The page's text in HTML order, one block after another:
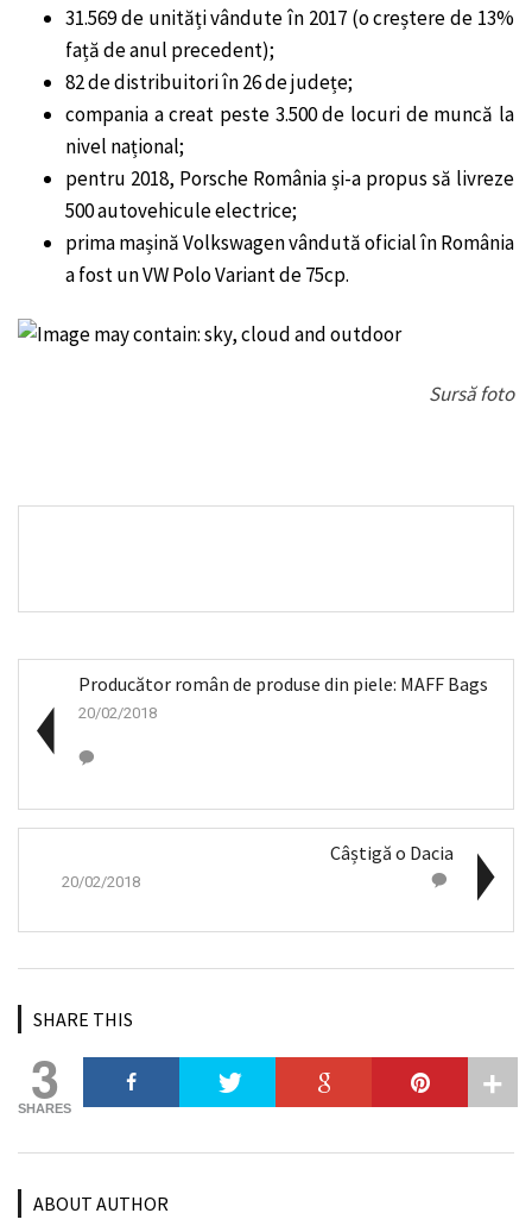
31.569 de unități vândute în 2017 (o creștere de 13%
față de anul precedent);
82 de distribuitori în 26 de județe;
compania a creat peste 3.500 de locuri de muncă la
nivel național;
pentru 2018, Porsche România și-a propus să livreze
500 autovehicule electrice;
prima mașină Volkswagen vândută oficial în România
a fost un VW Polo Variant de 75cp.
Sursă foto
Producător român de produse din piele: MAFF Bags
20/02/2018
Câștigă o Dacia
20/02/2018
SHARE THIS
3
SHARES
ABOUT AUTHOR